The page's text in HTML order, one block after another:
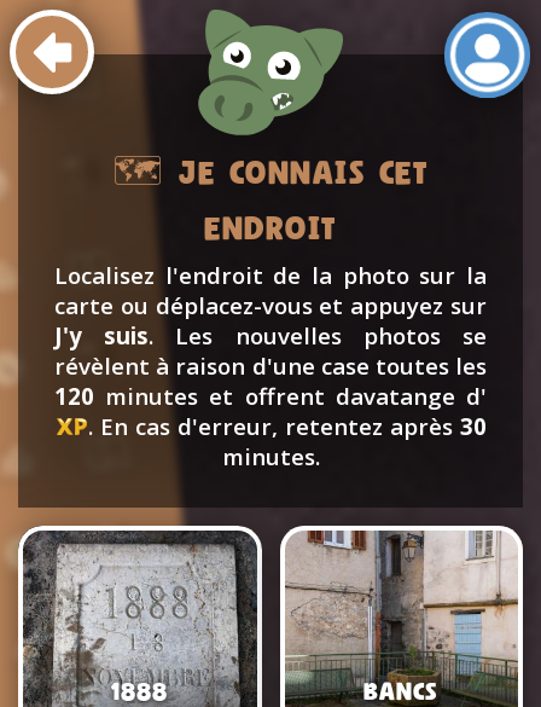
🗺️ Je connais cet
endroit
Localisez l'endroit de la photo sur la
carte ou déplacez-vous et appuyez sur
J'y suis. Les nouvelles photos se
révèlent à raison d'une case toutes les
120 minutes et offrent davatange d'
. En cas d'erreur, retentez après 30
minutes.
1888 Bancs
✒️ Inscription
Joueur Niveau Date Révél.
Borne fontaine
C@scou Clochet 25/05/26 100%
Escaliers4 30/07/26
Invité Escaliers5 30/07/26
Invité Trottoir 30/07/26
C@scou Trottoir 30/07/26 5%